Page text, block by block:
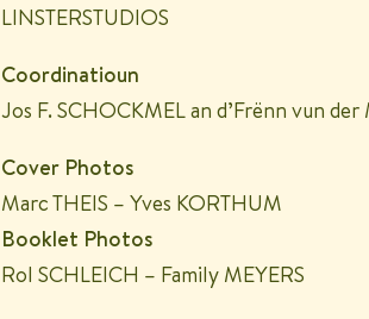
LINSTERSTUDIOS
Coordinatioun
Jos F. SCHOCKMEL an d’Frënn vun
Cover Photos
Marc THEIS – Yves KORTHUM
Booklet Photos
Rol SCHLEICH – Family MEYERS